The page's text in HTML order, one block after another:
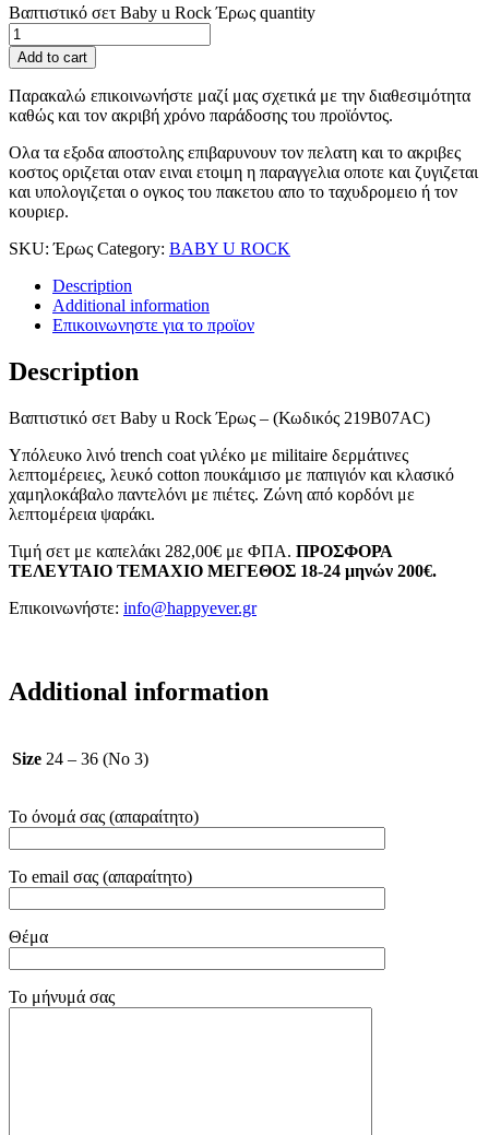
Βαπτιστικό σετ Baby u Rock Έρως quantity
Add to cart
Παρακαλώ επικοινωνήστε μαζί μας σχετικά με την διαθεσιμότητα
καθώς και τον ακριβή χρόνο παράδοσης του προϊόντος.
Ολα τα εξοδα αποστολης επιβαρυνουν τον πελατη και το ακριβες
κοστος οριζεται οταν ειναι ετοιμη η παραγγελια οποτε και ζυγιζεται
και υπολογιζεται ο ογκος του πακετου απο το ταχυδρομειο ή τον
κουριερ.
SKU:Έρως Category: BABY U ROCK
Description
Additional information
Επικοινωνηστε για το προϊoν
Description
Βαπτιστικό σετ Baby u Rock Έρως – (Κωδικός 219B07AC)
Υπόλευκο λινό trench coat γιλέκο με militaire δερμάτινες
λεπτομέρειες, λευκό cotton πουκάμισο με παπιγιόν και κλασικό
χαμηλοκάβαλο παντελόνι με πιέτες. Ζώνη από κορδόνι με
λεπτομέρεια ψαράκι.
Τιμή σετ με καπελάκι 282,00€ με ΦΠΑ. ΠΡΟΣΦΟΡΑ
ΤΕΛΕΥΤΑΙΟ ΤΕΜΑΧΙΟ ΜΕΓΕΘΟΣ 18-24 μηνών 200€.
Επικοινωνήστε: info@happyever.gr
Additional information
Size 24 – 36 (No 3)
Το όνομά σας (απαραίτητο)
Το email σας (απαραίτητο)
Θέμα
Το μήνυμά σας